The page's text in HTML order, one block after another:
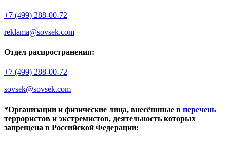
+7 (499) 288-00-72
reklama@sovsek.com
Отдел распространения:
+7 (499) 288-00-72
sovsek@sovsek.com
*Организации и физические лица, внесённные в перечень
террористов и экстремистов, деятельность которых
запрещена в Российской Федерации: